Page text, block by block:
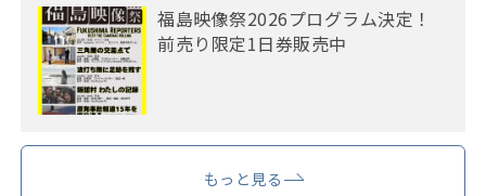
福島映像祭2026プログラム決定！
前売り限定1日券販売中
もっと見る